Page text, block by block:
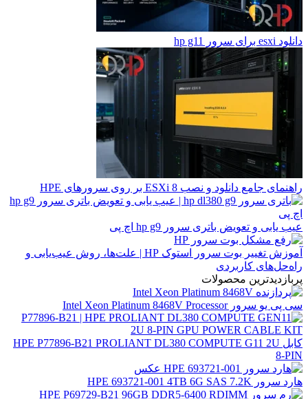
دانلود esxi برای سرور hp g11
راهنمای جامع دانلود و نصب ESXi 8 بر روی سرورهای HPE
عیب یابی و تعویض باتری سرور hp g9 اچ پی
آموزش تغییر بوت سرور استوک HP | علت‌ها، روش عیب‌یابی و
راه‌حل‌های کاربردی
پربازدیدترین محصولات
سی پی یو سرور Intel Xeon Platinum 8468V Processor
کابل HPE P77896-B21 PROLIANT DL380 COMPUTE G11 2U
8-PIN
هارد سرور HPE 693721-001 4TB 6G SAS 7.2K